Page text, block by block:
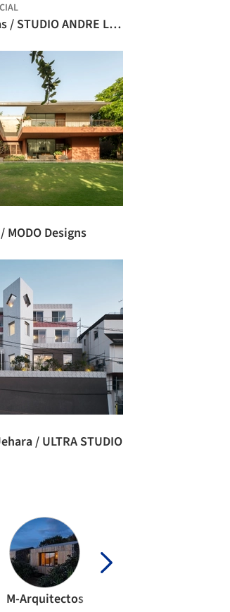
Casa Jabuticabeiras / STUDIO ANDRE LENZA
MODO Designs
/ ULTRA STUDIO
M-Arquitectos